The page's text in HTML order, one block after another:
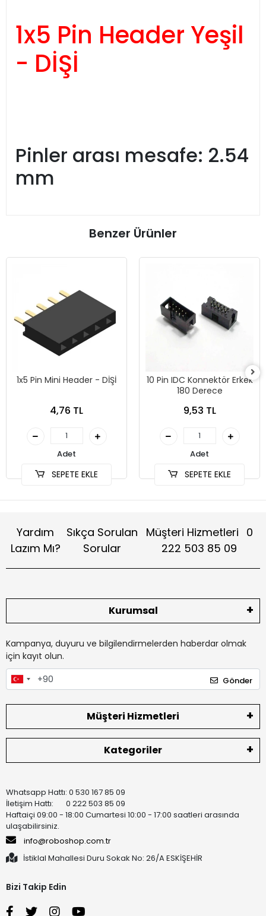
1x5 Pin Header Yeşil
- DİŞİ
Pinler arası mesafe: 2.54
mm
Benzer Ürünler
1x5 Pin Mini Header - DİŞİ
4,76 TL
Adet
SEPETE EKLE
10 Pin IDC Konnektör Erkek
180 Derece
9,53 TL
Adet
SEPETE EKLE
Yardım
Lazım Mı?
Sıkça Sorulan
Sorular
Müşteri Hizmetleri 0
222 503 85 09
Kurumsal
Kampanya, duyuru ve bilgilendirmelerden haberdar olmak
için kayıt olun.
Gönder
Müşteri Hizmetleri
Kategoriler
Whatsapp Hattı: 0 530 167 85 09
İletişim Hattı: 0 222 503 85 09
Haftaiçi 09:00 - 18:00 Cumartesi 10:00 - 17:00 saatleri arasında
ulaşabilirsiniz.
info@roboshop.com.tr
İstiklal Mahallesi Duru Sokak No: 26/A ESKİŞEHİR
Bizi Takip Edin